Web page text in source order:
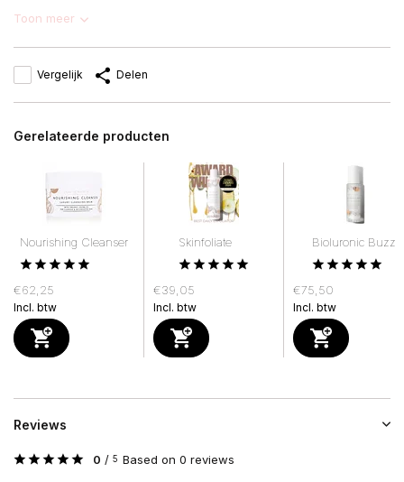
Toon meer
Vergelijk Delen
Gerelateerde producten
Nourishing Cleanser
€62,25
Incl. btw
Skinfoliate
€39,05
Incl. btw
Bioluronic Buzz
€75,50
Incl. btw
Reviews
0 / 5 Based on 0 reviews